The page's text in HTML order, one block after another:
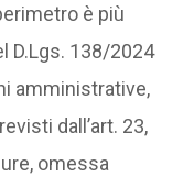
è più
D.Lgs. 138/2024
amministrative,
dall’art. 23,
omessa